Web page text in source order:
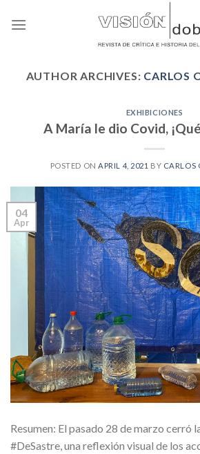
AUTHOR ARCHIVES: CARLOS
EXHIBICIONES
A María le dio Covid,
POSTED ON APRIL 4, 2021 BY CARLOS
04
Apr
Resumen: El pasado 28 de marzo cerró
#DeSastre, una reflexión visual de los